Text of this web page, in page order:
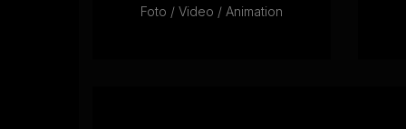
Foto / Video / Animation